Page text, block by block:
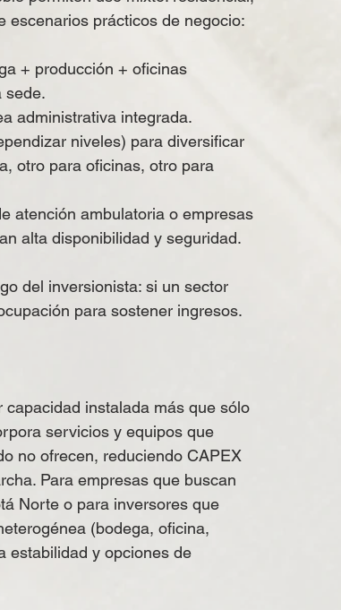
escenarios prácticos de negocio:
+ producción + oficinas
sede.
administrativa integrada.
niveles) para diversificar
otro para oficinas, otro para
atención ambulatoria o empresas
alta disponibilidad y seguridad.
del inversionista: si un sector
para sostener ingresos.
instalada más que sólo
servicios y equipos que
no ofrecen, reduciendo CAPEX
Para empresas que buscan
Norte o para inversores que
(bodega, oficina,
estabilidad y opciones de